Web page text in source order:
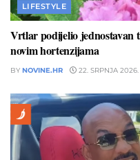
LIFESTYLE
Vrtlar podijelio jednostavan
novim hortenzijama
BY NOVINE.HR 22. SRPNJA 2026.